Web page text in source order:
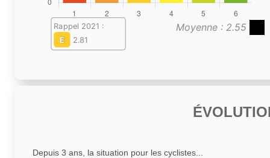
Moyenne : 2.55
Rappel 2021 :
E
2.81
Depuis 3 ans, la situation pour les cyclistes...